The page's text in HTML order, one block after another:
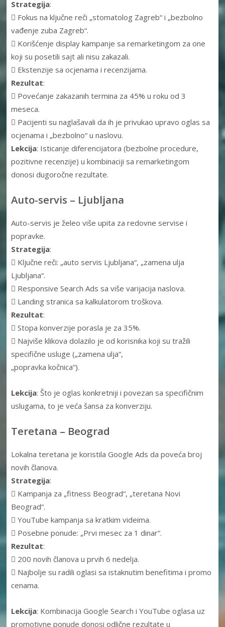
Strategija:
 Fokus na ključne reči „stomatolog Zagreb“ i „bezbolno
vađenje zuba Zagreb“.
 Korišćenje display kampanje sa remarketingom za one
koji su posetili sajt ali nisu zakazali.
 Ekstenzije sa ocjenama i recenzijama.
Rezultat:
 Povećanje zakazanih termina za 45% u roku od 3
meseca.
 Pacijenti su naglašavali da ih je privukao upravo oglas sa
ocjenama i „bezbolno“ u naslovu.
Lekcija: Isticanje diferencijatora (bezbolne procedure,
pozitivne recenzije) u kombinaciji sa remarketingom
donosi dugoročne rezultate.
Auto-servis – Ljubljana
Auto-servis je želeo više upita za redovne servise i
popravke.
Strategija:
 Ključne reči: „auto servis Ljubljana“, „zamena ulja
Ljubljana“.
 Responsive Search Ads sa više varijacija naslova.
 Landing stranica sa kalkulatorom troškova.
Rezultat:
 Stopa konverzije porasla je za 35%.
 Najviše klikova dolazilo je od korisnika koji su tražili
specifične usluge („zamena ulja“,
„popravka kočnica“).
Lekcija: Što je oglas konkretniji i povezan sa specifičnim
uslugama, to je veća šansa za konverziju.
Teretana – Beograd
Lokalna teretana je koristila Google Ads da poveća broj
novih članova.
Strategija:
 Kampanja za „fitness Beograd“, „teretana Novi
Beograd“.
 YouTube kampanja sa kratkim videima.
 Posebne ponude: „Prvi mesec za 1 dinar“.
Rezultat:
 200 novih članova u prvih 6 nedelja.
 Najbolje su radili oglasi sa istaknutim benefitima i promo
cenama.
Lekcija: Kombinacija Google Search i YouTube oglasa uz
promotivne ponude donosi odlične rezultate u